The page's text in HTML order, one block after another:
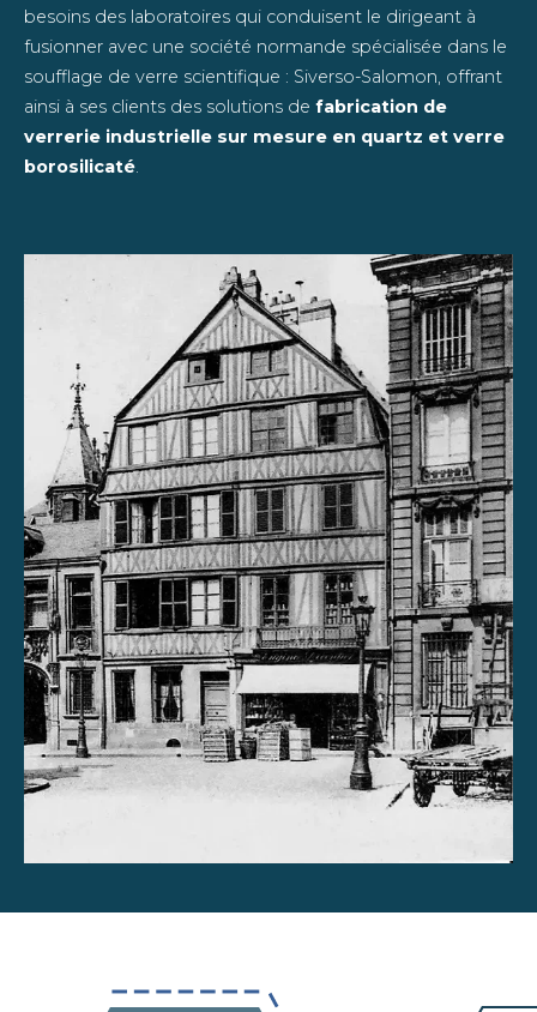
besoins des laboratoires qui conduisent le dirigeant à
fusionner avec une société normande spécialisée dans le
soufflage de verre scientifique : Siverso-Salomon, offrant
ainsi à ses clients des solutions de fabrication de
verrerie industrielle sur mesure en quartz et verre
borosilicaté.